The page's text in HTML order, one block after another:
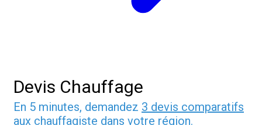
Devis Chauffage
En 5 minutes, demandez 3 devis comparatifs
aux chauffagiste dans votre région.